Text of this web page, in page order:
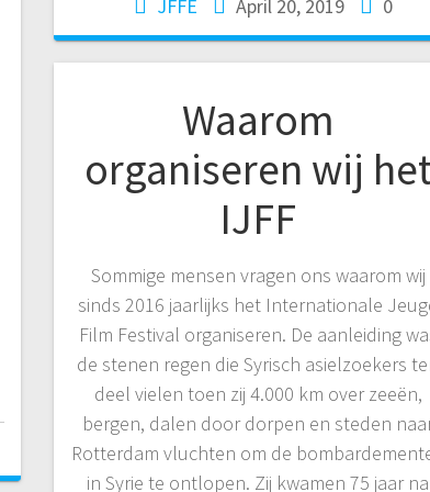
JFFE April 20, 2019 0
Waarom
organiseren wij
IJFF
Sommige mensen vragen ons waarom wij
sinds 2016 jaarlijks het Internationale
Film Festival organiseren. De aanleiding
de stenen regen die Syrisch asielzoekers
deel vielen toen zij 4.000 km over zeeën,
bergen, dalen door dorpen en steden
Rotterdam vluchten om de
in Syrie te ontlopen. Zij kwamen 75 jaar na